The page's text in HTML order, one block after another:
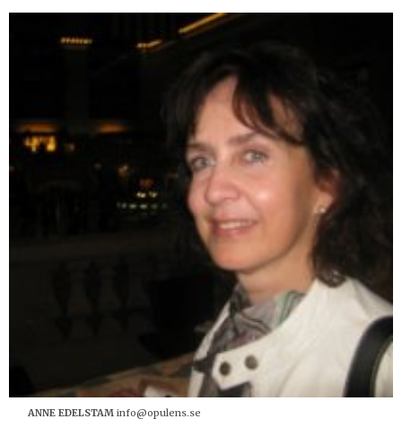
ANNE EDELSTAM info@opulens.se